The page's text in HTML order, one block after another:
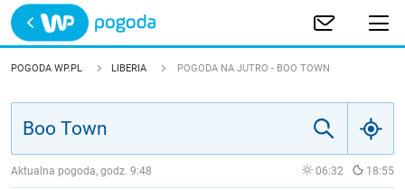
Trwa ładowanie
POLSKA
POGODA WP.PL LIBERIA POGODA NA JUTRO - BOO TOWN
Aktualna pogoda, godz. 9:48 06:32 18:55